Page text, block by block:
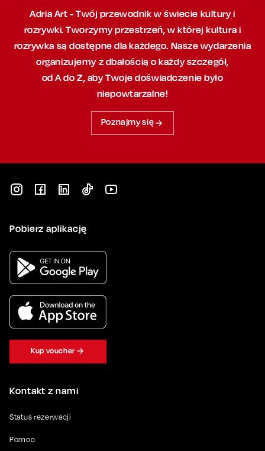
Adria Art - Twój przewodnik w świecie kultury i
rozrywki. Tworzymy przestrzeń,w której kultura i
rozrywka są dostępne dla każdego. Nasze wydarzenia
organizujemy z dbałością o każdy szczegół,
od A do Z, abyTwoje doświadczenie było
niepowtarzalne!
Poznajmy się
Kontakt z nami
Status rezerwacji
Pomoc
Pobierz aplikację
Kup voucher